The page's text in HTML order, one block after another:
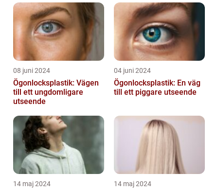
08 juni 2024
Ögonlocksplastik: Vägen
till ett ungdomligare
utseende
04 juni 2024
Ögonlocksplastik: En väg
till ett piggare utseende
14 maj 2024 14 maj 2024